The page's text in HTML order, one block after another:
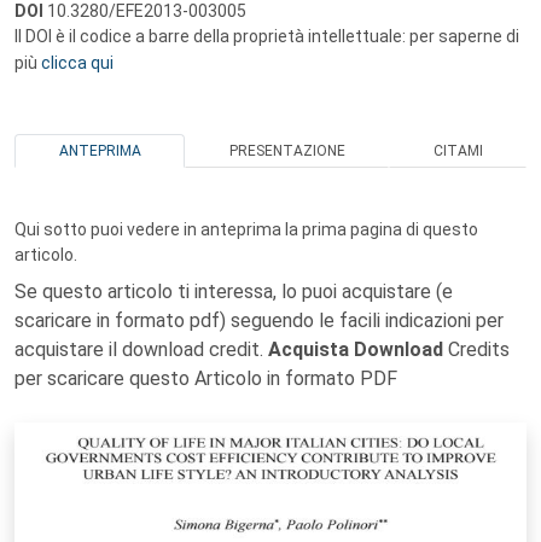
DOI 10.3280/EFE2013-003005
Il DOI è il codice a barre della proprietà intellettuale: per saperne di
più clicca qui
ANTEPRIMA PRESENTAZIONE CITAMI
Qui sotto puoi vedere in anteprima la prima pagina di questo
articolo.
Se questo articolo ti interessa, lo puoi acquistare (e
scaricare in formato pdf) seguendo le facili indicazioni per
acquistare il download credit. Acquista Download Credits
per scaricare questo Articolo in formato PDF